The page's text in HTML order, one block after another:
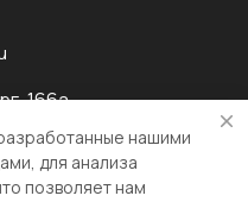
166а
нашими
для анализа
позволяет нам